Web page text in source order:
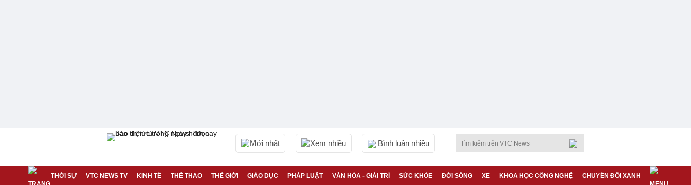
Mới nhất Xem nhiều Bình luận nhiều
THỜI SỰ VTC NEWS TV KINH TẾ THỂ THAO THẾ GIỚI GIÁO DỤC PHÁP LUẬT VĂN HÓA - GIẢI TRÍ SỨC KHỎE ĐỜI SỐNG XE KHOA HỌC CÔNG NGHỆ CHUYỂN ĐỔI XANH